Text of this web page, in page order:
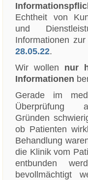
Echtheit von
und
Informationen zur
28.05.22.
Wir wollen nur
Informationen
Gerade im
Überprüfung
Gründen
ob Patienten
Behandlung
die Klinik vom
entbunden
bevollmächtigt